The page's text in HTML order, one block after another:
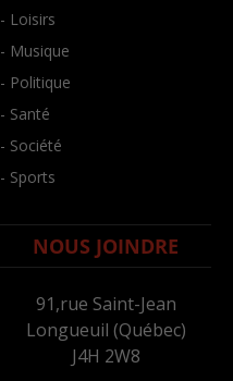
- Loisirs
- Musique
- Politique
- Santé
- Société
- Sports
NOUS JOINDRE
91,rue Saint-Jean
Longueuil (Québec)
J4H 2W8